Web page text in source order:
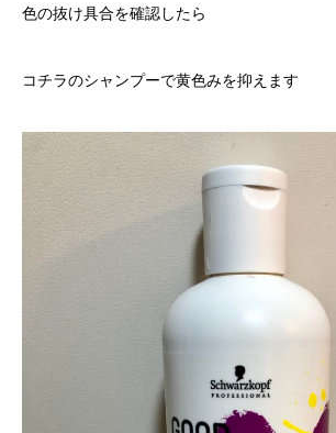
色の抜け具合を確認したら
コチラのシャンプーで黄色みを抑えます